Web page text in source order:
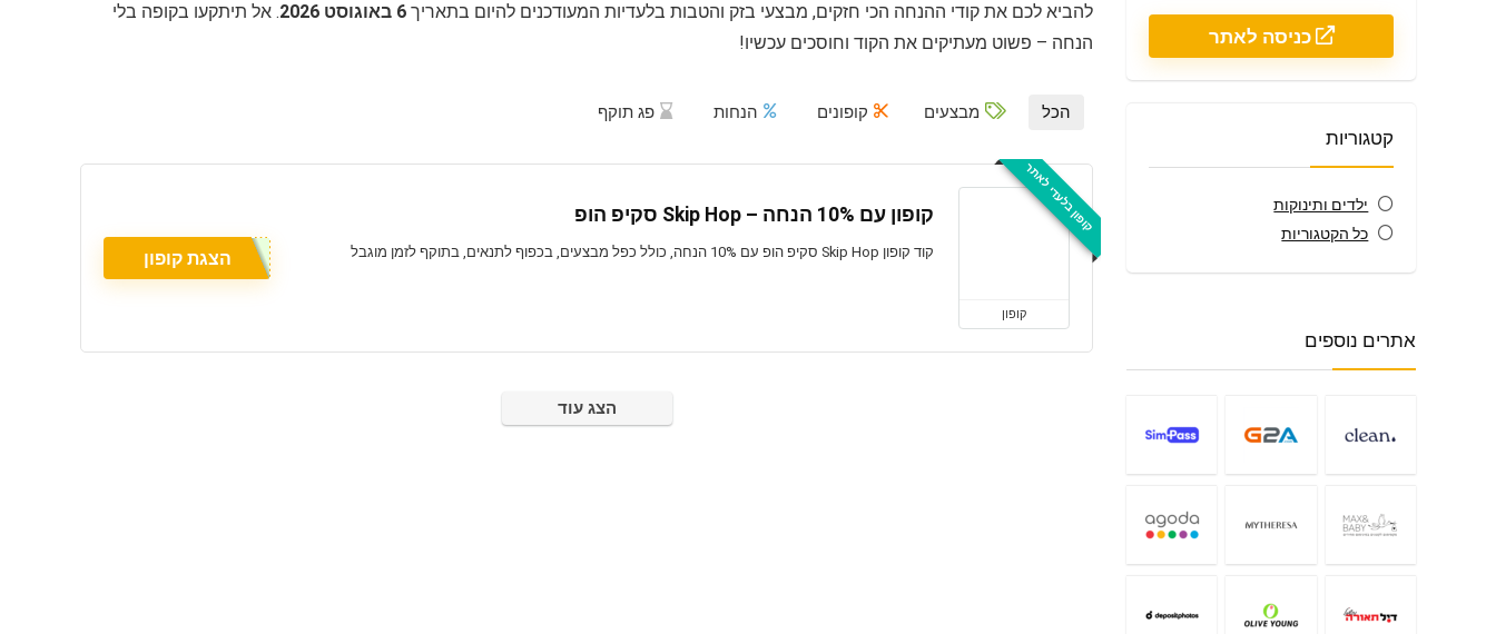
להביא לכם את קודי ההנחה הכי חזקים, מבצעי בזק והטבות בלעדיות המעודכנים להיום בתאריך 6 באוגוסט 2026
. אל תיתקעו בקופה בלי
הנחה – פשוט מעתיקים את הקוד וחוסכים עכשיו!
כניסה לאתר
קטגוריות
ילדים ותינוקות
כל הקטגוריות
הכל מבצעים קופונים הנחות פג תוקף
קופון בלעדי לאתר
קופון
קופון עם 10% הנחה – Skip Hop סקיפ הופ
קוד קופון Skip Hop סקיפ הופ עם 10% הנחה, כולל כפל מבצעים, בכפוף לתנאים, בתוקף לזמן מוגבל הצגת קופון
הצג עוד
אתרים נוספים